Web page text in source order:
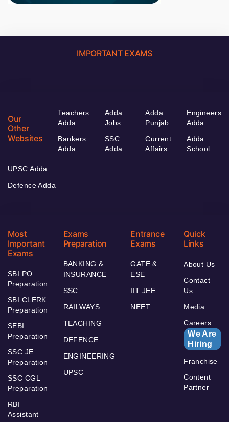
IMPORTANT EXAMS
Our
Other
Websites
Teachers
Adda
Bankers
Adda
Adda
Jobs
SSC
Adda
Adda
Punjab
Current
Affairs
Engineers
Adda
Adda
School
UPSC Adda
Defence Adda
Most
Important
Exams
SBI PO
Preparation
SBI CLERK
Preparation
SEBI
Preparation
SSC JE
Preparation
SSC CGL
Preparation
RBI
Assistant
Exams
Preparation
BANKING &
INSURANCE
SSC
RAILWAYS
TEACHING
DEFENCE
ENGINEERING
UPSC
Entrance
Exams
GATE &
ESE
IIT JEE
NEET
Quick
Links
About Us
Contact
Us
Media
Careers
We Are
Hiring
Franchise
Content
Partner